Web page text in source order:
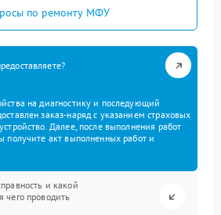
по ремонту МФУ
на диагностику и последующий
заказ-наряд с указанием страховых
Далее, после выполнения работ
получите акт выполненных работ и
и какой
чего проводить